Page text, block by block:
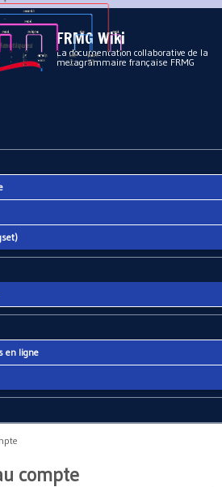
au contenu principal
FRMG Wiki
La documentation collaborative de la
metagrammaire française FRMG
en ligne
compte